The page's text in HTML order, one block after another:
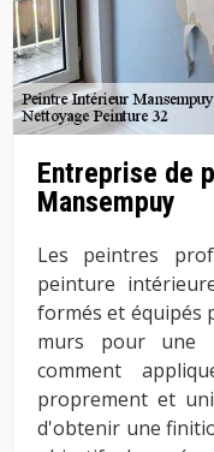
Entreprise de
Mansempuy
Les peintres
peinture
formés et équipés
murs pour une
comment
proprement et
d'obtenir une